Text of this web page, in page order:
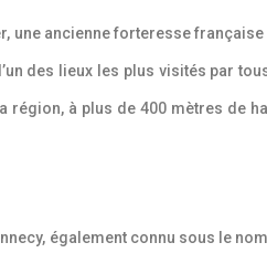
ancienne forteresse
des lieux les plus visités par
à plus de 400 mètres de
également connu sous le